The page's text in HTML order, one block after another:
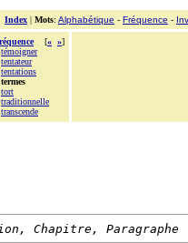
Index | Mots: Alphabétique - Fréquence -
[« »]
témoigner
tentateur
tentations
tort
traditionnelle
transcende
Chapitre, Paragraphe